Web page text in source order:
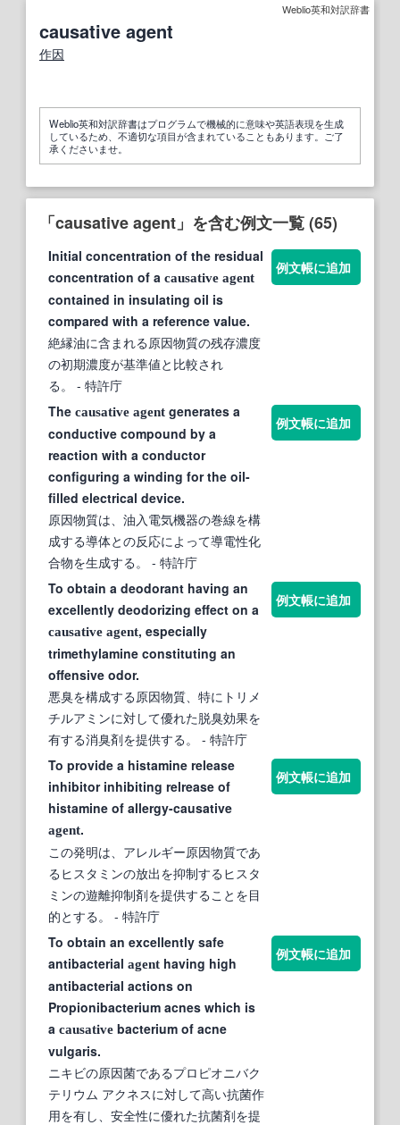
Weblio英和対訳辞書
causative agent
作因
Weblio英和対訳辞書はプログラムで機械的に意味や英語表現を生成
しているため、不適切な項目が含まれていることもあります。ご了
承くださいませ。
「causative agent」を含む例文一覧 (65)
Initial concentration of the residual
concentration of a causative agent
contained in insulating oil is
compared with a reference value.
絶縁油に含まれる原因物質の残存濃度
の初期濃度が基準値と比較され
る。
- 特許庁
例文帳に追加
The causative agent generates a
conductive compound by a
reaction with a conductor
configuring a winding for the oil-
filled electrical device.
原因物質は、油入電気機器の巻線を構
成する導体との反応によって導電性化
合物を生成する。
- 特許庁
例文帳に追加
To obtain a deodorant having an
excellently deodorizing effect on a
causative agent, especially
trimethylamine constituting an
offensive odor.
悪臭を構成する原因物質、特にトリメ
チルアミンに対して優れた脱臭効果を
有する消臭剤を提供する。
- 特許庁
例文帳に追加
To provide a histamine release
inhibitor inhibiting relrease of
histamine of allergy-causative
agent.
この発明は、アレルギー原因物質であ
るヒスタミンの放出を抑制するヒスタ
ミンの遊離抑制剤を提供することを目
的とする。
- 特許庁
例文帳に追加
To obtain an excellently safe
antibacterial agent having high
antibacterial actions on
Propionibacterium acnes which is
a causative bacterium of acne
vulgaris.
ニキビの原因菌であるプロピオニバク
テリウム アクネスに対して高い抗菌作
用を有し、安全性に優れた抗菌剤を提
例文帳に追加